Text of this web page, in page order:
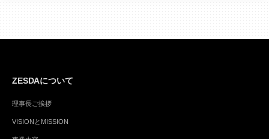
ZESDAについて
理事長ご挨拶
VISIONとMISSION